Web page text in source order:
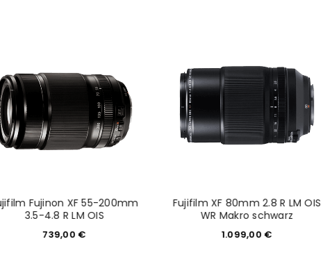
Fujinon XF 55-200mm
3.5-4.8 R LM OIS
739,00 €
Fujifilm XF 80mm 2.8 R LM OIS
WR Makro schwarz
1.099,00 €